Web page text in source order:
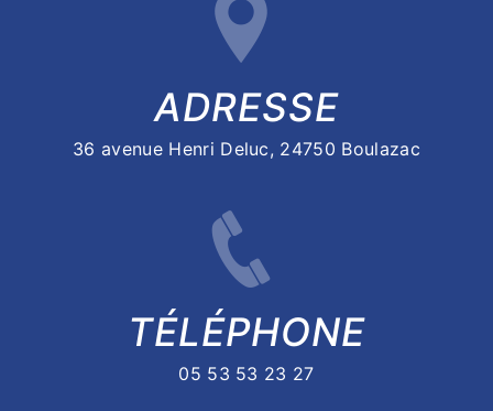
ADRESSE
36 avenue Henri Deluc, 24750 Boulazac
TÉLÉPHONE
05 53 53 23 27